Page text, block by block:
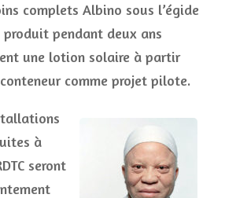
complets Albino sous l’égide
produit pendant deux ans
une lotion solaire à partir
comme projet pilote.
à
seront